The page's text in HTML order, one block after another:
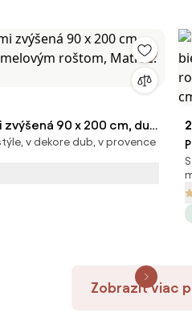
zvýšená 90 x 200 cm, dub
roštom, Matrac: Bez
v dekore dub, v provence
Zobraziť viac